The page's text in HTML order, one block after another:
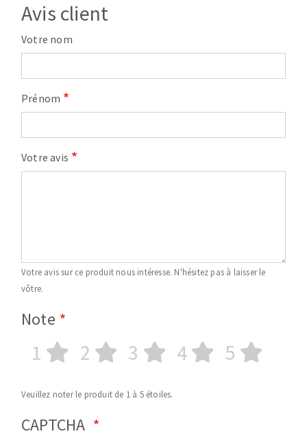
Avis client
Votre nom
Prénom
Votre avis
Votre avis sur ce produit nous intéresse. N'hésitez pas à laisser le
vôtre.
Note
1 2 3 4 5
Veuillez noter le produit de 1 à 5 étoiles.
CAPTCHA